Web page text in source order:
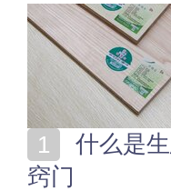
窍门